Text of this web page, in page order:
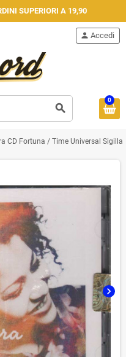
SUPERIORI A 19,90
search
person Accedi
0
CD Fortuna / Time Universal
chevron_right